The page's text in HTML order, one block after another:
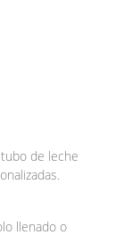
de leche
llenado o